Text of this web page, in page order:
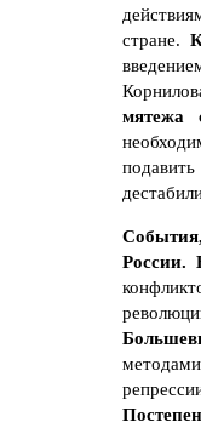
стране.
мятежа
России.